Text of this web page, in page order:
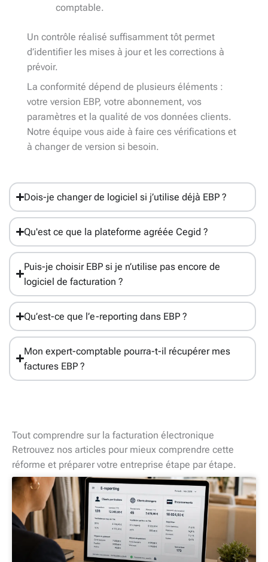
comptable.
Un contrôle réalisé suffisamment tôt permet
d’identifier les mises à jour et les corrections à
prévoir.
La conformité dépend de plusieurs éléments :
votre version EBP, votre abonnement, vos
paramètres et la qualité de vos données clients.
Notre équipe vous aide à faire ces vérifications et
à changer de version si besoin.
Dois-je changer de logiciel si j’utilise déjà EBP ?
Qu'est ce que la plateforme agréée Cegid ?
Puis-je choisir EBP si je n’utilise pas encore de
logiciel de facturation ?
Qu’est-ce que l’e-reporting dans EBP ?
Mon expert-comptable pourra-t-il récupérer mes
factures EBP ?
Tout comprendre sur la facturation électronique
Retrouvez nos articles pour mieux comprendre cette
réforme et préparer votre entreprise étape par étape.